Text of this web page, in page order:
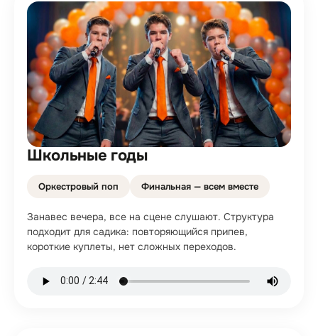
Школьные годы
Оркестровый поп Финальная — всем вместе
Занавес вечера, все на сцене слушают. Структура
подходит для садика: повторяющийся припев,
короткие куплеты, нет сложных переходов.